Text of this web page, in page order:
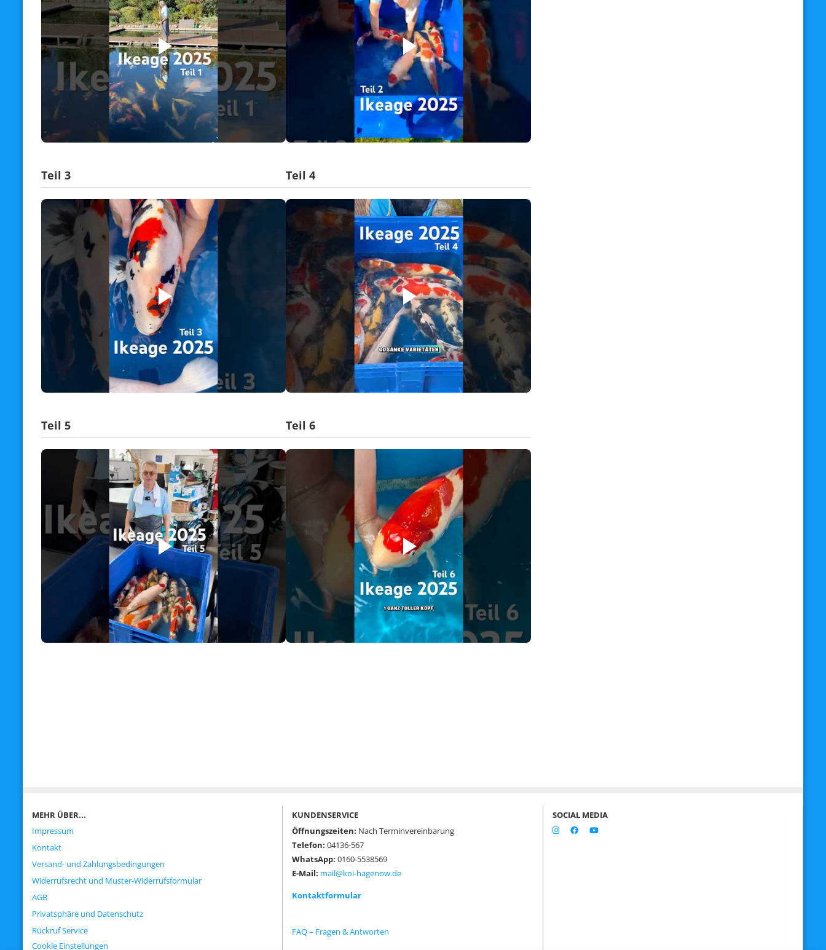
Teil 3 Teil 4
Teil 5 Teil 6
MEHR ÜBER...
Impressum
Kontakt
Versand- und Zahlungsbedingungen
Widerrufsrecht und Muster-Widerrufsformular
AGB
Privatsphäre und Datenschutz
Rückruf Service
Cookie Einstellungen
KUNDENSERVICE
Öffnungszeiten: Nach Terminvereinbarung
Telefon:04136-567
WhatsApp:0160-5538569
E-Mail: mail@koi-hagenow.de
Kontaktformular
FAQ – Fragen & Antworten
SOCIAL MEDIA